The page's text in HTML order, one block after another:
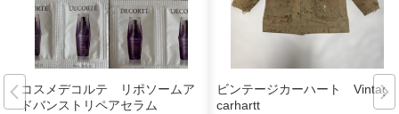
コスメデコルテ リポソームア
ドバンストリペアセラム
ビンテージカーハート Vintage
carhartt